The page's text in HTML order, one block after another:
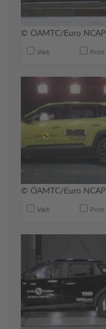
© ÖAMTC/Euro NCAP
Web Print
© ÖAMTC/Euro NCAP
Web Print